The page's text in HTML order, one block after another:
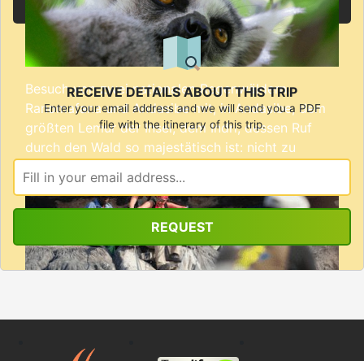
Besuch von zwei nationalen Regenwäldern,
Ranomafana und Andasibe mit, in Andasibe, dem
größten Lemur der Insel, dem Indri, dessen Ruf
durch den Wald so majestätisch ist: nicht zu
Die berühmte Baobab Allee und die Unique
RECEIVE DETAILS ABOUT THIS TRIP
Enter your email address and we will send you a PDF
file with the itinerary of this trip.
Email